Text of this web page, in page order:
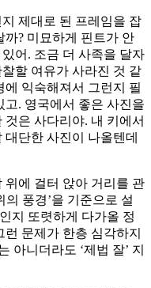
제대로 된 프레임을 잡
까? 미묘하게 핀트가 안
어. 조금 더 사족을 달자
할 여유가 사라진 것 같
에 익숙해져서 그런지 필
고. 영국에서 좋은 사진을
은 사다리야. 내 키에서
단한 사진이 나올텐데
위에 걸터 앉아 거리를 관
의 풍경’을 기준으로 설
지 또렷하게 다가올 정
문제가 한층 심각하지
아니더라도 ‘제법 잘’ 지